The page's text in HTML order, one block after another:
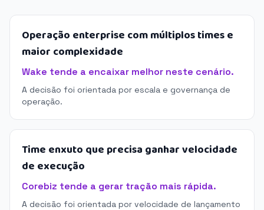
Operação enterprise com múltiplos times e
maior complexidade
Wake tende a encaixar melhor neste cenário.
A decisão foi orientada por escala e governança de
operação.
Time enxuto que precisa ganhar velocidade
de execução
Corebiz tende a gerar tração mais rápida.
A decisão foi orientada por velocidade de lançamento